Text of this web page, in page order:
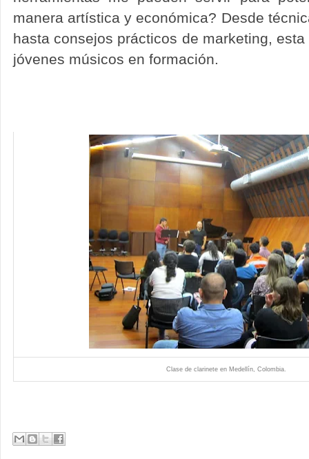
manera artística y económica? Desde
hasta consejos prácticos de marketing,
jóvenes músicos en formación.
Clase de clarinete en Medellín, Colombia.